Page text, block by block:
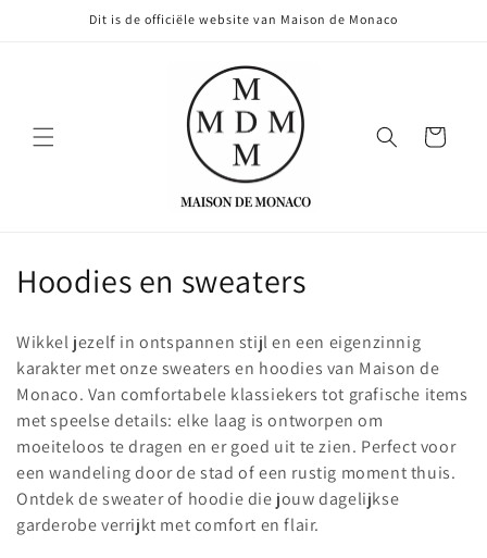
Dit is de officiële website van Maison de Monaco
Winkelwagen
C
l
l
e
c
t
Hoodies en sweaters
Wikkel jezelf in ontspannen stijl en een eigenzinnig
karakter met onze sweaters en hoodies van Maison de
Monaco. Van comfortabele klassiekers tot grafische items
met speelse details: elke laag is ontworpen om
moeiteloos te dragen en er goed uit te zien. Perfect voor
een wandeling door de stad of een rustig moment thuis.
Ontdek de sweater of hoodie die jouw dagelijkse
garderobe verrijkt met comfort en flair.